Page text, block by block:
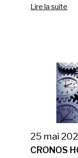
Lire la suite
25 mai
CRONOS